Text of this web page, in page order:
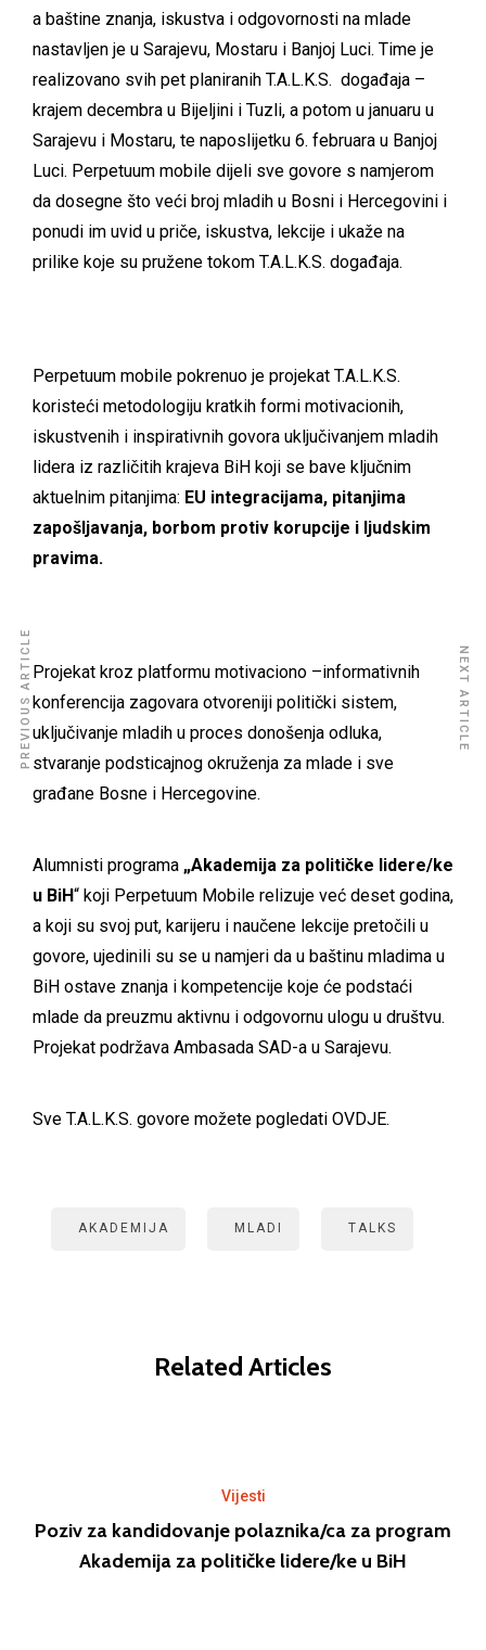
a baštine znanja, iskustva i odgovornosti na mlade
nastavljen je u Sarajevu, Mostaru i Banjoj Luci. Time je
realizovano svih pet planiranih T.A.L.K.S. događaja –
krajem decembra u Bijeljini i Tuzli, a potom u januaru u
Sarajevu i Mostaru, te naposlijetku 6. februara u Banjoj
Luci. Perpetuum mobile dijeli sve govore s namjerom
da dosegne što veći broj mladih u Bosni i Hercegovini i
ponudi im uvid u priče, iskustva, lekcije i ukaže na
prilike koje su pružene tokom T.A.L.K.S. događaja.
Perpetuum mobile pokrenuo je projekat T.A.L.K.S.
koristeći metodologiju kratkih formi motivacionih,
iskustvenih i inspirativnih govora uključivanjem mladih
lidera iz različitih krajeva BiH koji se bave ključnim
aktuelnim pitanjima: EU integracijama, pitanjima
zapošljavanja, borbom protiv korupcije i ljudskim
pravima.
Projekat kroz platformu motivaciono –informativnih
konferencija zagovara otvoreniji politički sistem,
uključivanje mladih u proces donošenja odluka,
stvaranje podsticajnog okruženja za mlade i sve
građane Bosne i Hercegovine.
Alumnisti programa „Akademija za političke lidere/ke
u BiH“ koji Perpetuum Mobile relizuje već deset godina,
a koji su svoj put, karijeru i naučene lekcije pretočili u
govore, ujedinili su se u namjeri da u baštinu mladima u
BiH ostave znanja i kompetencije koje će podstaći
mlade da preuzmu aktivnu i odgovornu ulogu u društvu.
Projekat podržava Ambasada SAD-a u Sarajevu.
Sve T.A.L.K.S. govore možete pogledati OVDJE.
AKADEMIJA MLADI TALKS
Related Articles
Vijesti
Poziv za kandidovanje polaznika/ca za program
Akademija za političke lidere/ke u BiH
PREVIOUS ARTICLE NEXT ARTICLE